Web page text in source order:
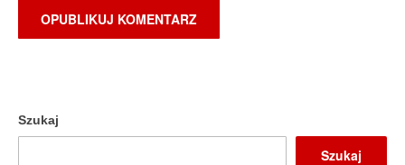
Szukaj
Szukaj